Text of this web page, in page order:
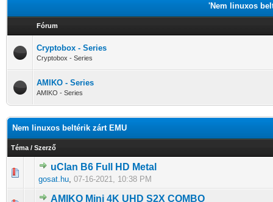
'Nem linuxos
Fórum
Cryptobox - Series
Cryptobox - Series
AMIKO - Series
AMIKO - Series
Nem linuxos beltérik zárt EMU
Téma / Szerző
uClan B6 Full HD Metal
gosat.hu, 07-16-2021, 10:38 PM
0 Szavazat - 0 / 5 átlagban
12345
AMIKO Mini 4K UHD S2X COMBO